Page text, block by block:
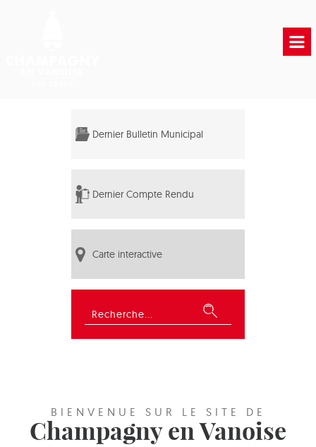
Dernier Bulletin Municipal
Dernier Compte Rendu
Carte interactive
Rechercher
BIENVENUE SUR LE SITE DE
Champagny en Vanoise